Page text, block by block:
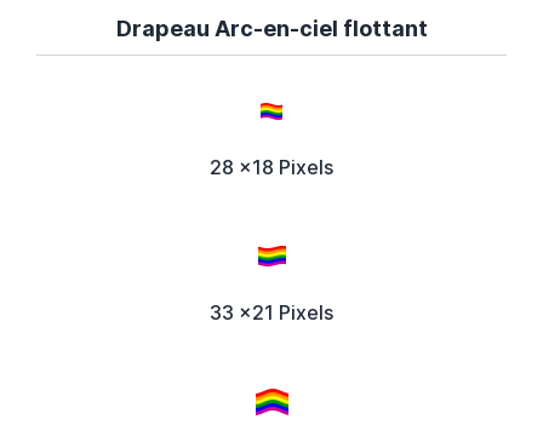
Drapeau Arc-en-ciel flottant
28 x18 Pixels
33 x21 Pixels